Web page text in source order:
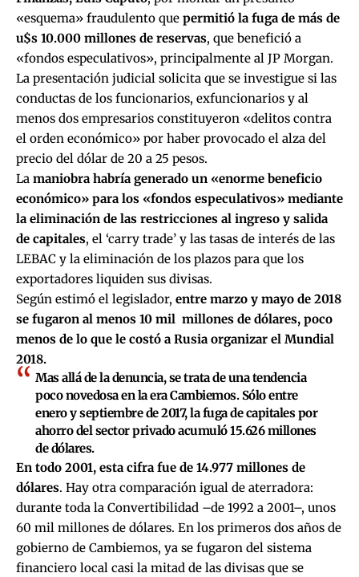
«esquema» fraudulento que permitió la fuga de más de
u$s 10.000 millones de reservas, que benefició a
«fondos especulativos», principalmente al JP Morgan.
La presentación judicial solicita que se investigue si las
conductas de los funcionarios, exfuncionarios y al
menos dos empresarios constituyeron «delitos contra
el orden económico» por haber provocado el alza del
precio del dólar de 20 a 25 pesos.
La maniobra habría generado un «enorme beneficio
económico» para los «fondos especulativos» mediante
la eliminación de las restricciones al ingreso y salida
de capitales, el ‘carry trade’ y las tasas de interés de las
LEBAC y la eliminación de los plazos para que los
exportadores liquiden sus divisas.
Según estimó el legislador, entre marzo y mayo de 2018
se fugaron al menos 10 mil millones de dólares, poco
menos de lo que le costó a Rusia organizar el Mundial
2018.
Mas allá de la denuncia, se trata de unatendencia
poco novedosa en la era Cambiemos. Sólo entre
enero y septiembre de 2017, la fuga de capitales por
ahorro del sector privado acumuló 15.626 millones
de dólares.
En todo 2001, esta cifra fue de 14.977 millones de
dólares. Hay otra comparación igual de aterradora:
durante toda la Convertibilidad –de 1992 a 2001–, unos
60 mil millones de dólares. En los primeros dos años de
gobierno de Cambiemos, ya se fugaron del sistema
financiero local casi la mitad de las divisas que se